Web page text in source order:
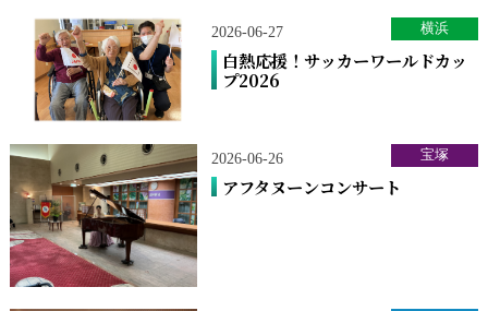
2026-06-27
白熱応援！サッカーワールドカッ
プ2026
横浜
2026-06-26
アフタヌーンコンサート
宝塚